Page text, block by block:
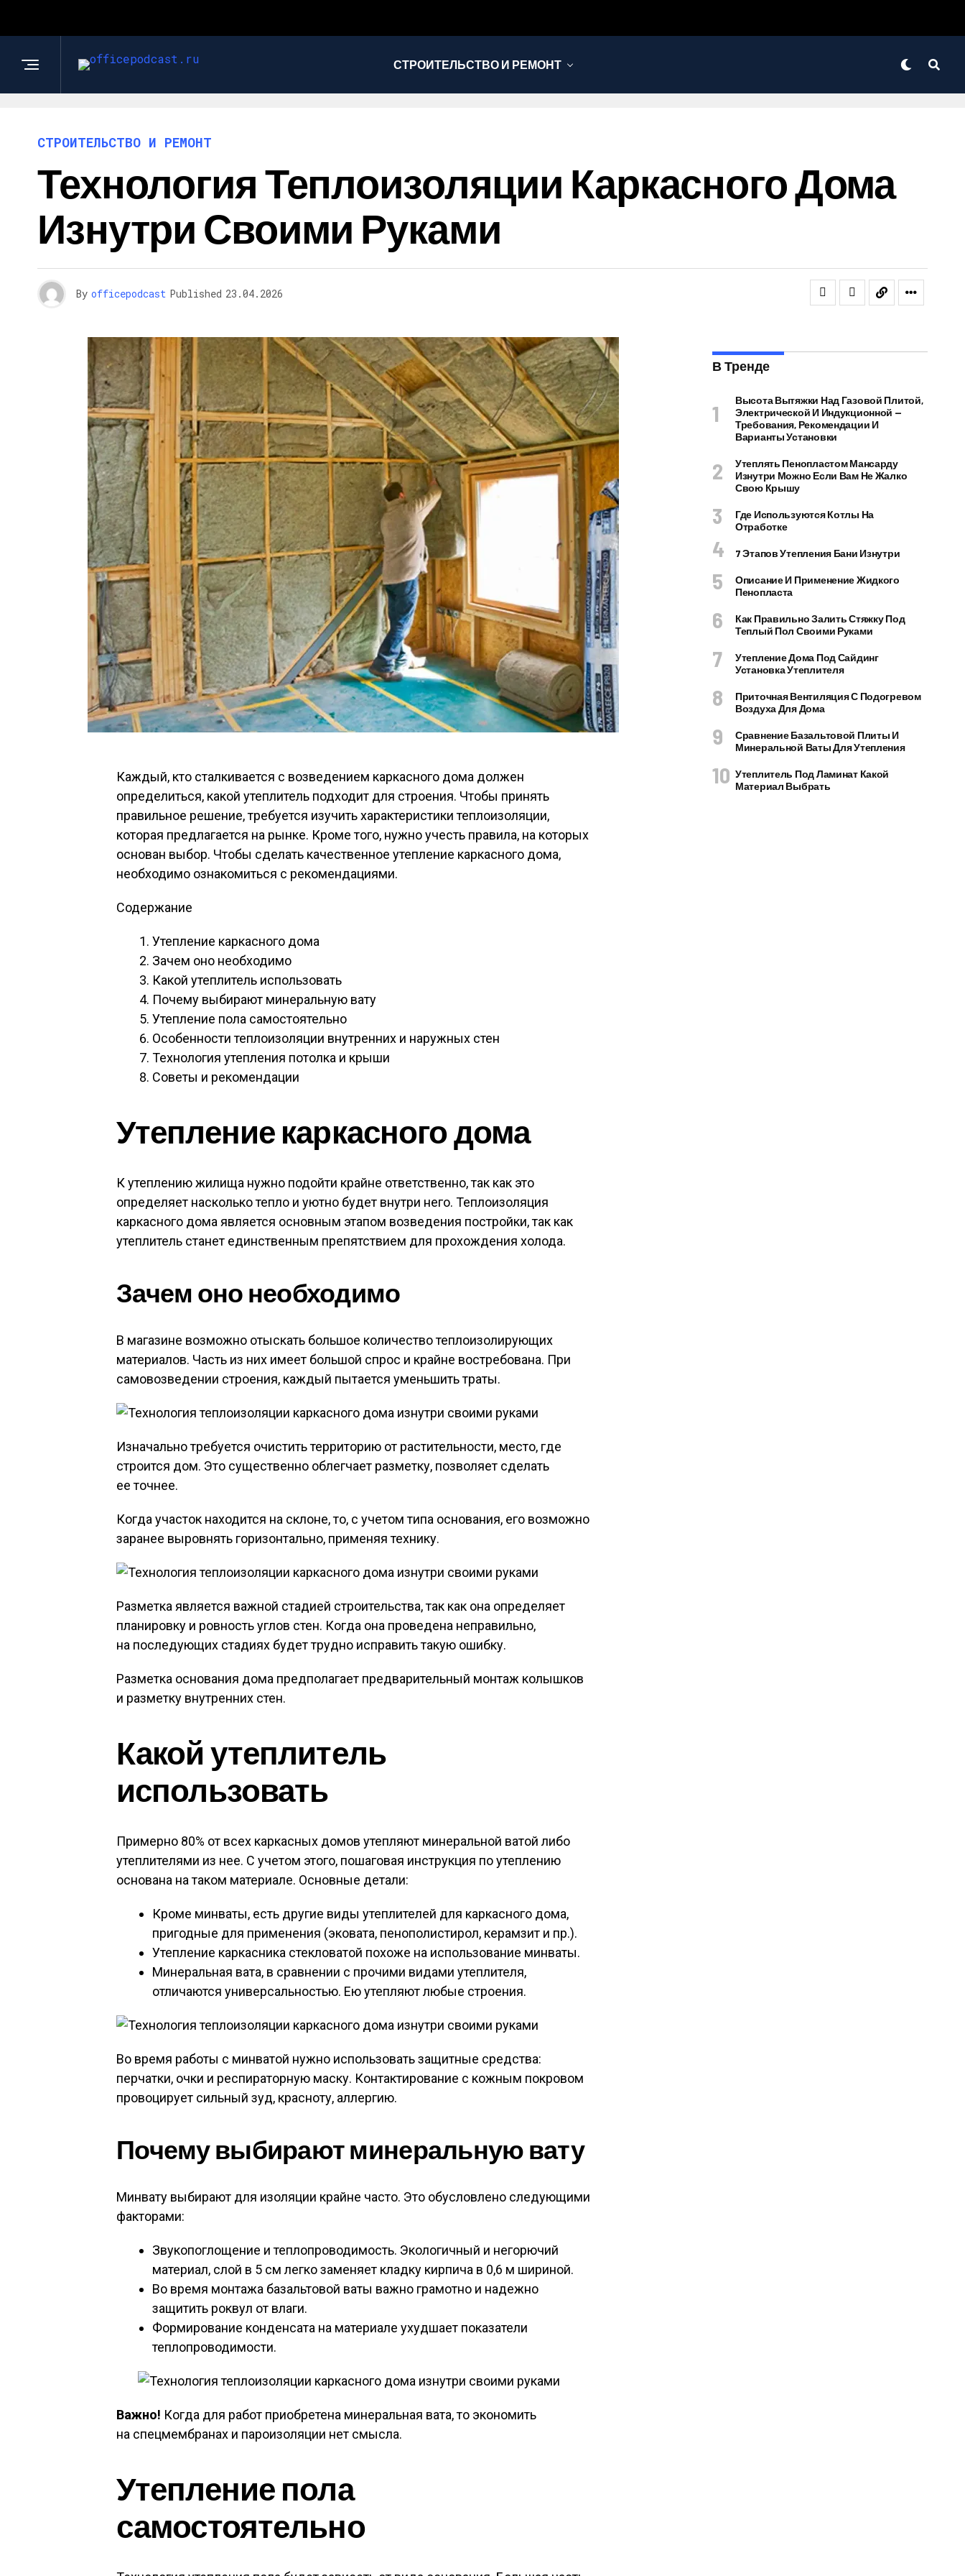
СТРОИТЕЛЬСТВО И РЕМОНТ
СТРОИТЕЛЬСТВО И РЕМОНТ
Технология Теплоизоляции Каркасного Дома
Изнутри Своими Руками
By officepodcast Published 23.04.2026
Каждый, кто сталкивается с возведением каркасного дома должен
определиться, какой утеплитель подходит для строения. Чтобы принять
правильное решение, требуется изучить характеристики теплоизоляции,
которая предлагается на рынке. Кроме того, нужно учесть правила, на которых
основан выбор. Чтобы сделать качественное утепление каркасного дома,
необходимо ознакомиться с рекомендациями.
Содержание
Утепление каркасного дома
Зачем оно необходимо
Какой утеплитель использовать
Почему выбирают минеральную вату
Утепление пола самостоятельно
Особенности теплоизоляции внутренних и наружных стен
Технология утепления потолка и крыши
Советы и рекомендации
Утепление каркасного дома
К утеплению жилища нужно подойти крайне ответственно, так как это
определяет насколько тепло и уютно будет внутри него. Теплоизоляция
каркасного дома является основным этапом возведения постройки, так как
утеплитель станет единственным препятствием для прохождения холода.
Зачем оно необходимо
В магазине возможно отыскать большое количество теплоизолирующих
материалов. Часть из них имеет большой спрос и крайне востребована. При
самовозведении строения, каждый пытается уменьшить траты.
Изначально требуется очистить территорию от растительности, место, где
строится дом. Это существенно облегчает разметку, позволяет сделать
ее точнее.
Когда участок находится на склоне, то, с учетом типа основания, его возможно
заранее выровнять горизонтально, применяя технику.
Разметка является важной стадией строительства, так как она определяет
планировку и ровность углов стен. Когда она проведена неправильно,
на последующих стадиях будет трудно исправить такую ошибку.
Разметка основания дома предполагает предварительный монтаж колышков
и разметку внутренних стен.
Какой утеплитель
использовать
Примерно 80% от всех каркасных домов утепляют минеральной ватой либо
утеплителями из нее. С учетом этого, пошаговая инструкция по утеплению
основана на таком материале. Основные детали:
Кроме минваты, есть другие виды утеплителей для каркасного дома,
пригодные для применения (эковата, пенополистирол, керамзит и пр.).
Утепление каркасника стекловатой похоже на использование минваты.
Минеральная вата, в сравнении с прочими видами утеплителя,
отличаются универсальностью. Ею утепляют любые строения.
Во время работы с минватой нужно использовать защитные средства:
перчатки, очки и респираторную маску. Контактирование с кожным покровом
провоцирует сильный зуд, красноту, аллергию.
Почему выбирают минеральную вату
Минвату выбирают для изоляции крайне часто. Это обусловлено следующими
факторами:
Звукопоглощение и теплопроводимость. Экологичный и негорючий
материал, слой в 5 см легко заменяет кладку кирпича в 0,6 м шириной.
Во время монтажа базальтовой ваты важно грамотно и надежно
защитить роквул от влаги.
Формирование конденсата на материале ухудшает показатели
теплопроводимости.
Важно! Когда для работ приобретена минеральная вата, то экономить
на спецмембранах и пароизоляции нет смысла.
Утепление пола
самостоятельно
В Тренде
Высота Вытяжки Над Газовой Плитой,
Электрической И Индукционной —
Требования, Рекомендации И
Варианты Установки
Утеплять Пенопластом Мансарду
Изнутри Можно Если Вам Не Жалко
Свою Крышу
Где Используются Котлы На
Отработке
7 Этапов Утепления Бани Изнутри
Описание И Применение Жидкого
Пенопласта
Как Правильно Залить Стяжку Под
Теплый Пол Своими Руками
Утепление Дома Под Сайдинг
Установка Утеплителя
Приточная Вентиляция С Подогревом
Воздуха Для Дома
Сравнение Базальтовой Плиты И
Минеральной Ваты Для Утепления
Утеплитель Под Ламинат Какой
Материал Выбрать